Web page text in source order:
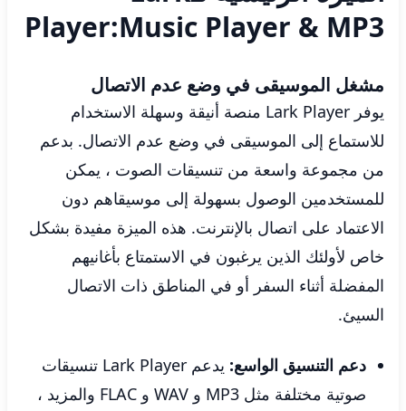
Player:Music Player & MP3
مشغل الموسيقى في وضع عدم الاتصال
يوفر Lark Player منصة أنيقة وسهلة الاستخدام
للاستماع إلى الموسيقى في وضع عدم الاتصال. بدعم
من مجموعة واسعة من تنسيقات الصوت ، يمكن
للمستخدمين الوصول بسهولة إلى موسيقاهم دون
الاعتماد على اتصال بالإنترنت. هذه الميزة مفيدة بشكل
خاص لأولئك الذين يرغبون في الاستمتاع بأغانيهم
المفضلة أثناء السفر أو في المناطق ذات الاتصال
السيئ.
دعم التنسيق الواسع:
يدعم Lark Player تنسيقات
صوتية مختلفة مثل MP3 و WAV و FLAC والمزيد ،